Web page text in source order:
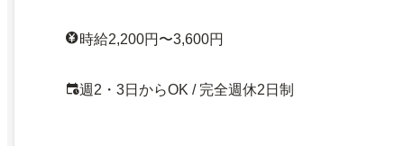
時給2,200円〜3,600円
週2・3日からOK / 完全週休2日制